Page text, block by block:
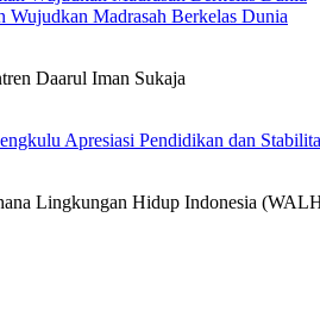
Madrasah Berkelas Dunia
Daarul Iman Sukaja
Apresiasi Pendidikan dan
Lingkungan Hidup Indonesia